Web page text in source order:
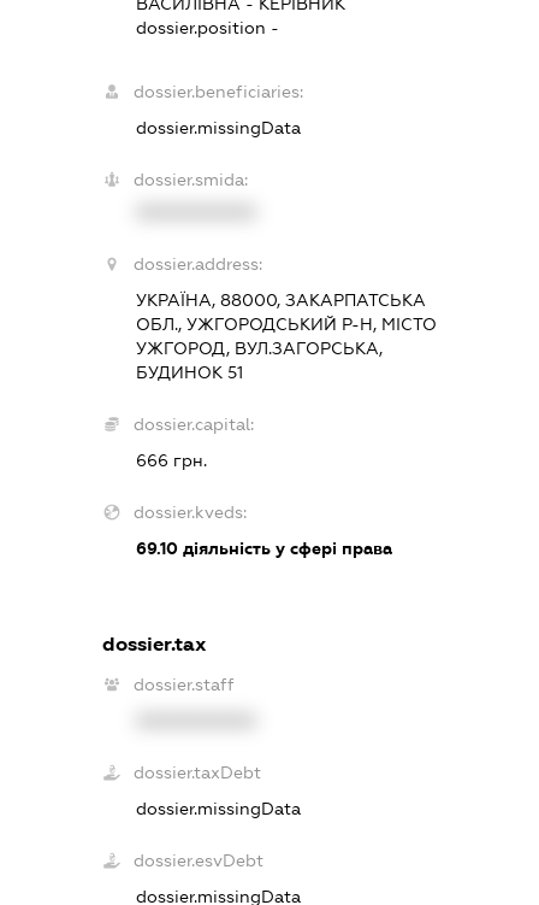
dossier.position -
dossier.beneficiaries:
dossier.missingData
dossier.smida:
dossier.address:
УКРАЇНА, 88000, ЗАКАРПАТСЬКА
ОБЛ., УЖГОРОДСЬКИЙ Р-Н, МІСТО
УЖГОРОД, ВУЛ.ЗАГОРСЬКА,
БУДИНОК 51
dossier.capital:
666 грн.
dossier.kveds:
69.10діяльність у сфері права
dossier.tax
dossier.staff
dossier.taxDebt
dossier.missingData
dossier.esvDebt
dossier.missingData